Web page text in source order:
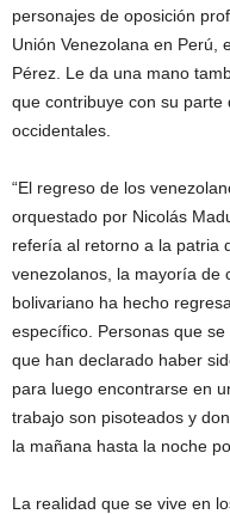
personajes de oposición
Unión Venezolana en Perú,
Pérez. Le da una mano
que contribuye con su
occidentales.
“El regreso de los
orquestado por Nicolás
refería al retorno a la patria
venezolanos, la mayoría de
bolivariano ha hecho
específico. Personas que se
que han declarado haber
para luego encontrarse en
trabajo son pisoteados y
la mañana hasta la noche
La realidad que se vive en